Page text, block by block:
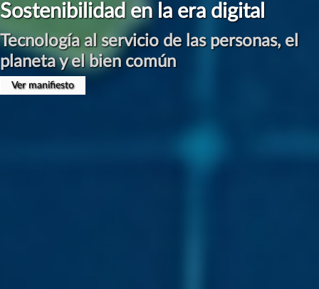
#ManifiestoInternetSostenible
Por una Digitalización Sostenible
Presentación en Congreso CLABE el 17 de Abril